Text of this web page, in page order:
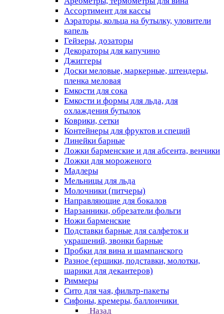
Ассортимент для кассы
Аэраторы, кольца на бутылку, уловители
капель
Гейзеры, дозаторы
Декораторы для капучино
Джиггеры
Доски меловые, маркерные, штендеры,
пленка меловая
Емкости для сока
Емкости и формы для льда, для
охлаждения бутылок
Коврики, сетки
Контейнеры для фруктов и специй
Линейки барные
Ложки барменские и для абсента, венчики
Ложки для мороженого
Мадлеры
Мельницы для льда
Молочники (питчеры)
Направляющие для бокалов
Нарзанники, обрезатели фольги
Ножи барменские
Подставки барные для салфеток и
украшений, звонки барные
Пробки для вина и шампанского
Разное (ершики, подставки, молотки,
шарики для декантеров)
Риммеры
Сито для чая, фильтр-пакеты
Сифоны, кремеры, баллончики
Назад